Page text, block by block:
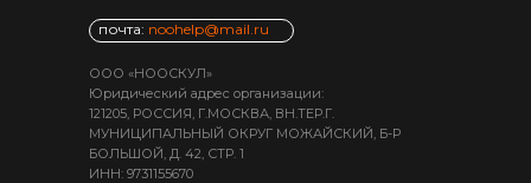
ООО «НООСКУЛ»
Юридический адрес организации:
121205, РОССИЯ, Г.МОСКВА, ВН.ТЕР.Г.
МУНИЦИПАЛЬНЫЙ ОКРУГ МОЖАЙСКИЙ, Б-Р
БОЛЬШОЙ, Д. 42, СТР. 1
ИНН: 9731155670
почта: noohelp@mail.ru